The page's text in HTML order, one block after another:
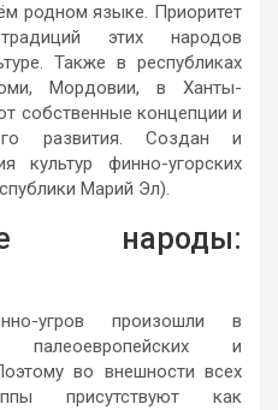
родном языке. Приоритет
этих народов
Также в республиках
Мордовии, в Ханты-
собственные концепции и
развития. Создан и
культур финно-угорских
Марий Эл).
народы:
угров произошли в
палеоевропейских и
во внешности всех
присутствуют как